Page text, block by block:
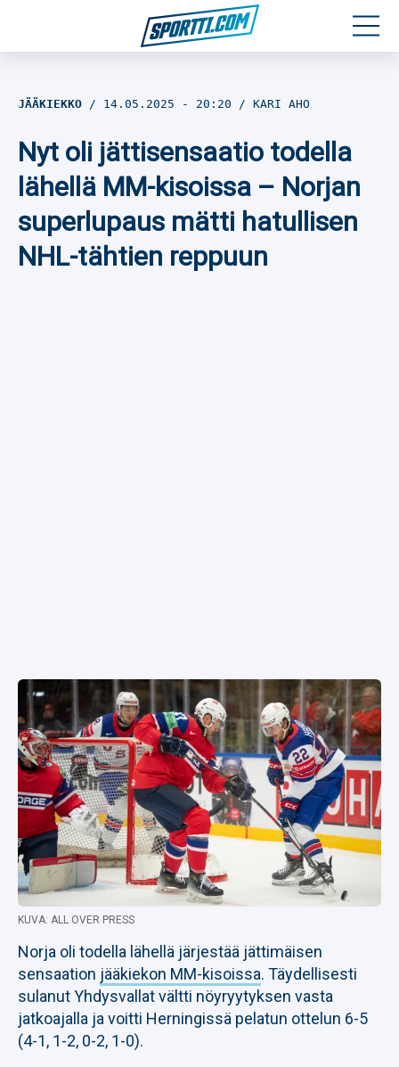
Jalkapallo
Yleisurheilu
Talviurheilu
JÄÄKIEKKO 14.05.2025 - 20:20 KARI AHO
Nyt oli jättisensaatio todella
lähellä MM-kisoissa – Norjan
superlupaus mätti hatullisen
NHL-tähtien reppuun
KUVA: ALL OVER PRESS
Norja oli todella lähellä järjestää jättimäisen
sensaation jääkiekon MM-kisoissa. Täydellisesti
sulanut Yhdysvallat vältti nöyryytyksen vasta
jatkoajalla ja voitti Herningissä pelatun ottelun 6-5
(4-1, 1-2, 0-2, 1-0).